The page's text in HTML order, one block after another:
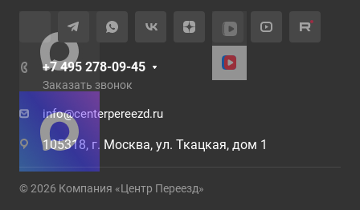
+7 495 278-09-45
Заказать звонок
info@centerpereezd.ru
105318, г. Москва, ул. Ткацкая, дом 1
© 2026 Компания «Центр Переезд»